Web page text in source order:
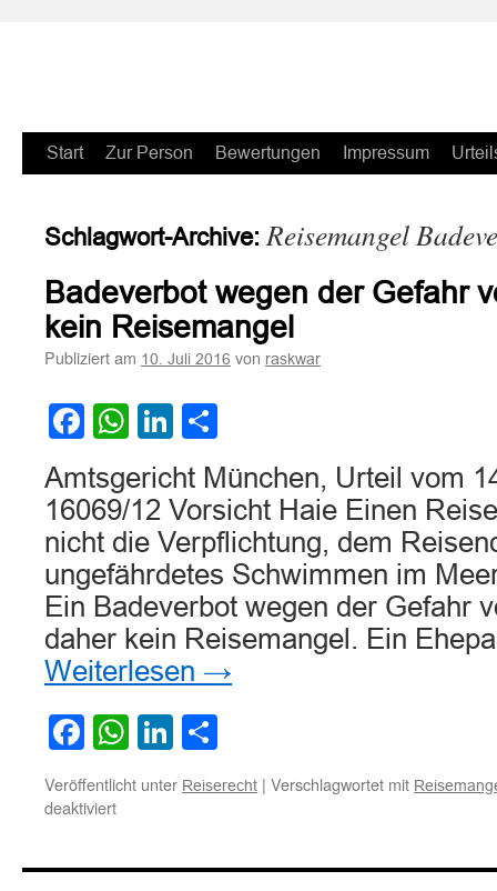
Zum
springen
Start Zur Person Bewertungen Impressum
Schlagwort-Archive:Reisemangel
Badeverbot wegen der Gefahr
kein Reisemangel
Publiziert am 10. Juli 2016 von raskwar
Facebook
WhatsApp
LinkedIn
Amtsgericht München, Urteil vom
16069/12 Vorsicht Haie Einen
nicht die Verpflichtung, dem
ungefährdetes Schwimmen im
Ein Badeverbot wegen der Gefahr
daher kein Reisemangel. Ein
Weiterlesen →
Facebook
WhatsApp
LinkedIn
Veröffentlicht unter Reiserecht | Verschlagwortet mit
deaktiviertfür
der